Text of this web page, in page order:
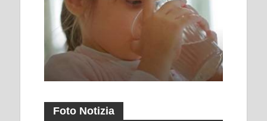
Foto Notizia